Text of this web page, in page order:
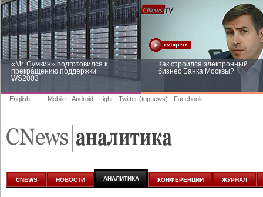
«Mr. Сумкин» подготовился к
прекращению поддержки
WS2003
Как строился электронный
бизнес Банка Москвы?
аналитике
English Mobile Android Light Twitter (topnews) Facebook
CNEWS НОВОСТИ АНАЛИТИКА КОНФЕРЕНЦИИ ЖУРНАЛ